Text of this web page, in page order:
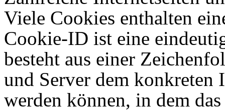
Viele Cookies enthalten
Cookie-ID ist eine
besteht aus einer
und Server dem konkreten
werden können, in dem